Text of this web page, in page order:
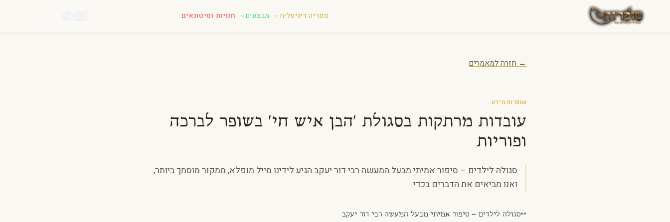
דלג לתוכן
ספריה דיגיטלית מבצעים חנויות וסיטונאים
← חזרה למאמרים
שופרות מידע
עובדות מרתקות בסגולת 'הבן איש חי' בשופר לברכה
ופוריות
סגולה לילדים – סיפור אמיתי מבעל המעשה רבי דור יעקב הגיע לידינו מייל מופלא, ממקור מוסמך ביותר,
ואנו מביאים את הדברים בכדי
**סגולה לילדים – סיפור אמיתי מבעל המעשה רבי דור יעקב